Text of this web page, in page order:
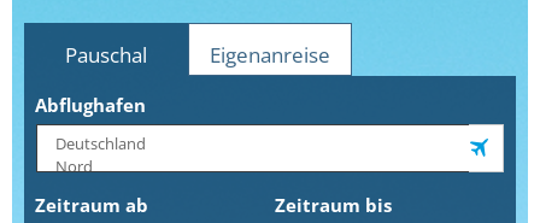
Pauschal Eigenanreise
Abflughafen
Zeitraum ab Zeitraum bis